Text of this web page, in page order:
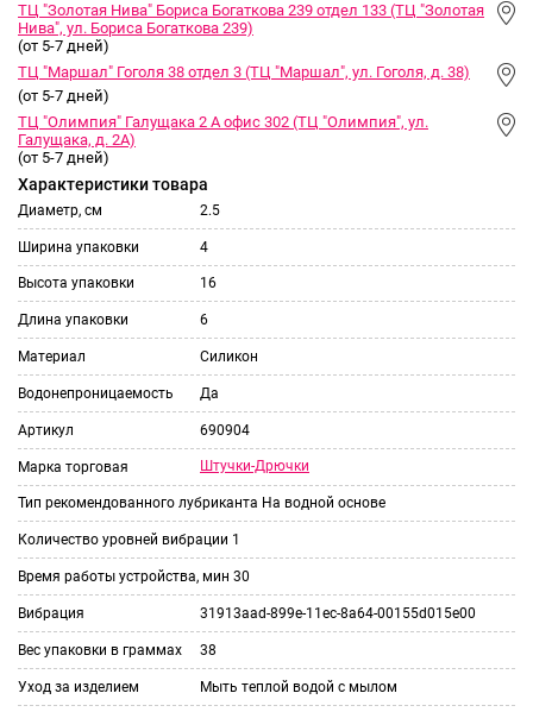
ТЦ "Золотая Нива" Бориса Богаткова 239 отдел 133 (ТЦ "Золотая
Нива", ул. Бориса Богаткова 239)
(от 5-7 дней)
ТЦ "Маршал" Гоголя 38 отдел 3 (ТЦ "Маршал", ул. Гоголя, д. 38)
(от 5-7 дней)
ТЦ "Олимпия" Галущака 2 А офис 302 (ТЦ "Олимпия", ул.
Галущака, д. 2А)
(от 5-7 дней)
Характеристики товара
Диаметр, см 2.5
Ширина упаковки 4
Высота упаковки 16
Длина упаковки 6
Материал Силикон
Водонепроницаемость Да
Артикул 690904
Марка торговая Штучки-Дрючки
Тип рекомендованного лубриканта На водной основе
Количество уровней вибрации 1
Время работы устройства, мин 30
Вибрация 31913aad-899e-11ec-8a64-00155d015e00
Вес упаковки в граммах 38
Уход за изделием Мыть теплой водой с мылом